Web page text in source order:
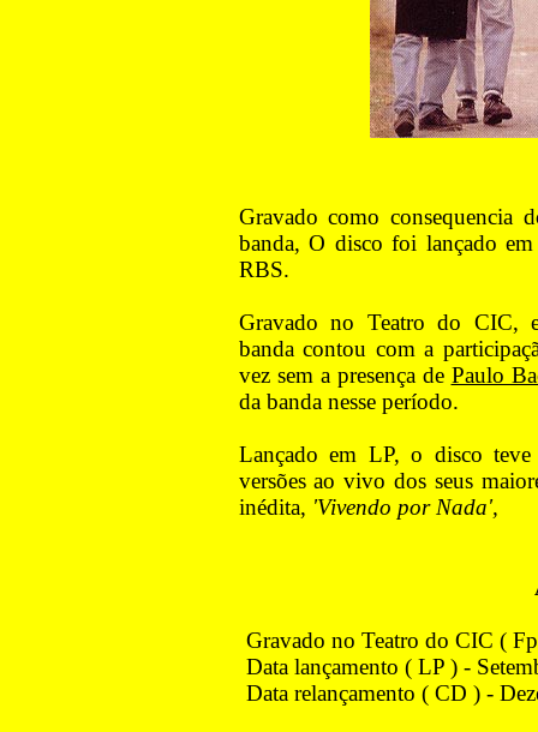
Gravado como consequencia
banda, O disco foi lançado
RBS.
Gravado no Teatro do CIC,
banda contou com a
vez sem a presença de Paulo
da banda nesse período.
Lançado em LP, o disco teve
versões ao vivo dos seus
inédita, 'Vivendo por Nada',
Gravado no Teatro do CIC (
Data lançamento ( LP ) -
Data relançamento ( CD ) -